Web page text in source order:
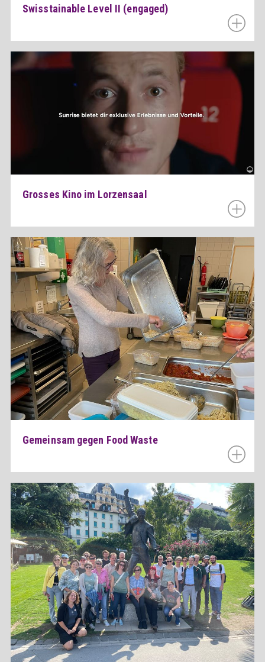
Swisstainable Level II (engaged)
Grosses Kino im Lorzensaal
Gemeinsam gegen Food Waste